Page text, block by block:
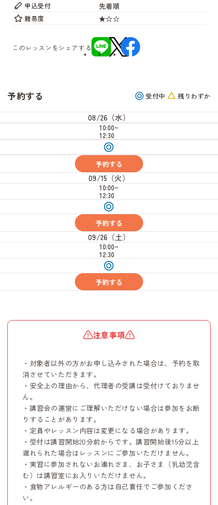
申込受付 先着順
難易度 ★☆☆
このレッスンをシェアする
予約する 受付中 残りわずか
08/26（水）
10:00~
12:30
受
付
予約する
09/15（火）
10:00~
12:30
受
付
予約する
09/26（土）
10:00~
12:30
受
付
予約する
注意事項
・対象者以外の方がお申し込みされた場合は、予約を取
消させていただきます。
・安全上の理由から、代理者の受講は受付けておりませ
ん。
・講習会の運営にご理解いただけない場合は参加をお断
りすることがあります。
・定員やレッスン内容は変更になる場合があります。
・受付は講習開始20分前からです。講習開始後15分以上
遅れられた場合はレッスンにご参加いただけません。
・実習に参加されないお連れさま、お子さま（乳幼児含
む）は講習室にお入りいただけません。
・食物アレルギーのある方は自己責任でご参加くださ
い。